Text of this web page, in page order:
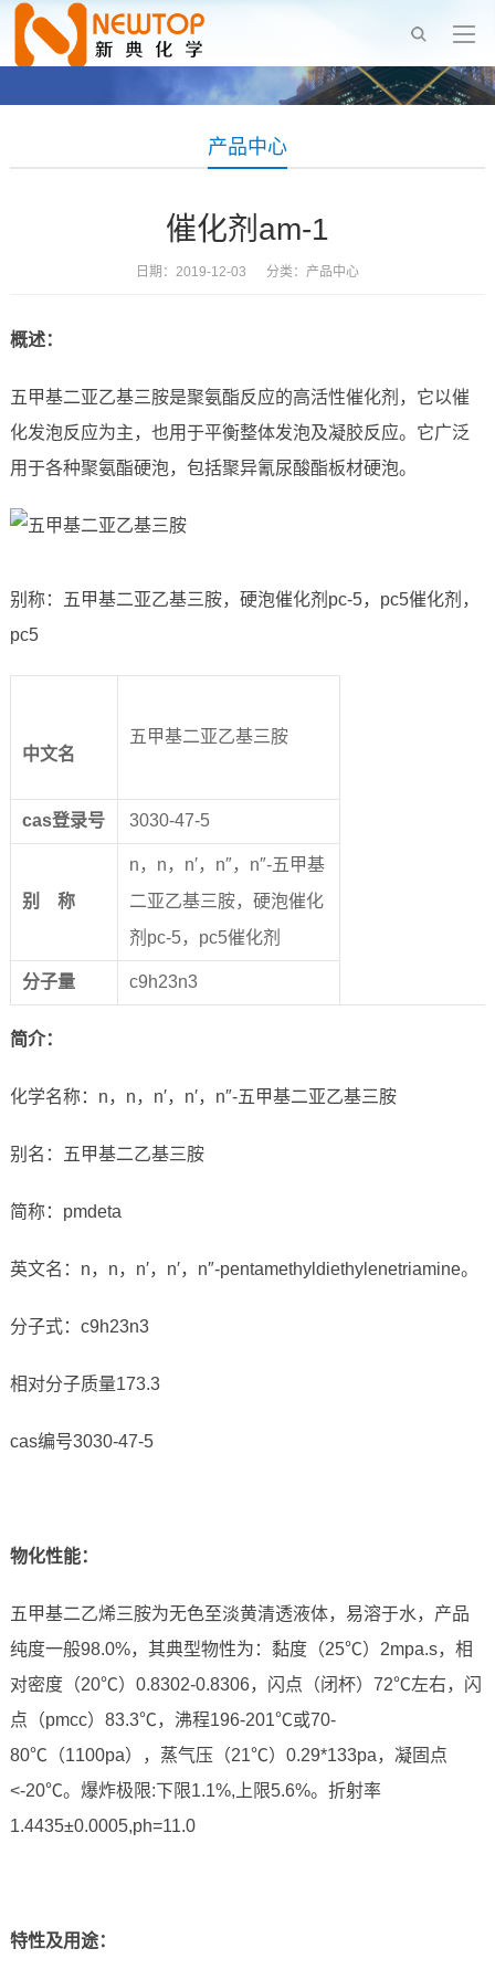
产品中心
催化剂am-1
日期：2019-12-03 分类： 产品中心
概述：
五甲基二亚乙基三胺是聚氨酯反应的高活性催化剂，它以催
化发泡反应为主，也用于平衡整体发泡及凝胶反应。它广泛
用于各种聚氨酯硬泡，包括聚异氰尿酸酯板材硬泡。
别称：五甲基二亚乙基三胺，硬泡催化剂pc-5，pc5催化剂，
pc5
中文名
五甲基二亚乙基三胺
cas登录号 3030-47-5
别 称
n，n，n′，n″，n″-五甲基
二亚乙基三胺，硬泡催化
剂pc-5，pc5催化剂
分子量 c9h23n3
简介：
化学名称：n，n，n′，n′，n″-五甲基二亚乙基三胺
别名：五甲基二乙基三胺
简称：pmdeta
英文名：n，n，n′，n′，n″-pentamethyldiethylenetriamine。
分子式：c9h23n3
相对分子质量173.3
cas编号3030-47-5
物化性能：
五甲基二乙烯三胺为无色至淡黄清透液体，易溶于水，产品
纯度一般98.0%，其典型物性为：黏度（25℃）2mpa.s，相
对密度（20℃）0.8302-0.8306，闪点（闭杯）72℃左右，闪
点（pmcc）83.3℃，沸程196-201℃或70-
80℃（1100pa），蒸气压（21℃）0.29*133pa，凝固点
<-20℃。爆炸极限:下限1.1%,上限5.6%。折射率
1.4435±0.0005,ph=11.0
特性及用途：